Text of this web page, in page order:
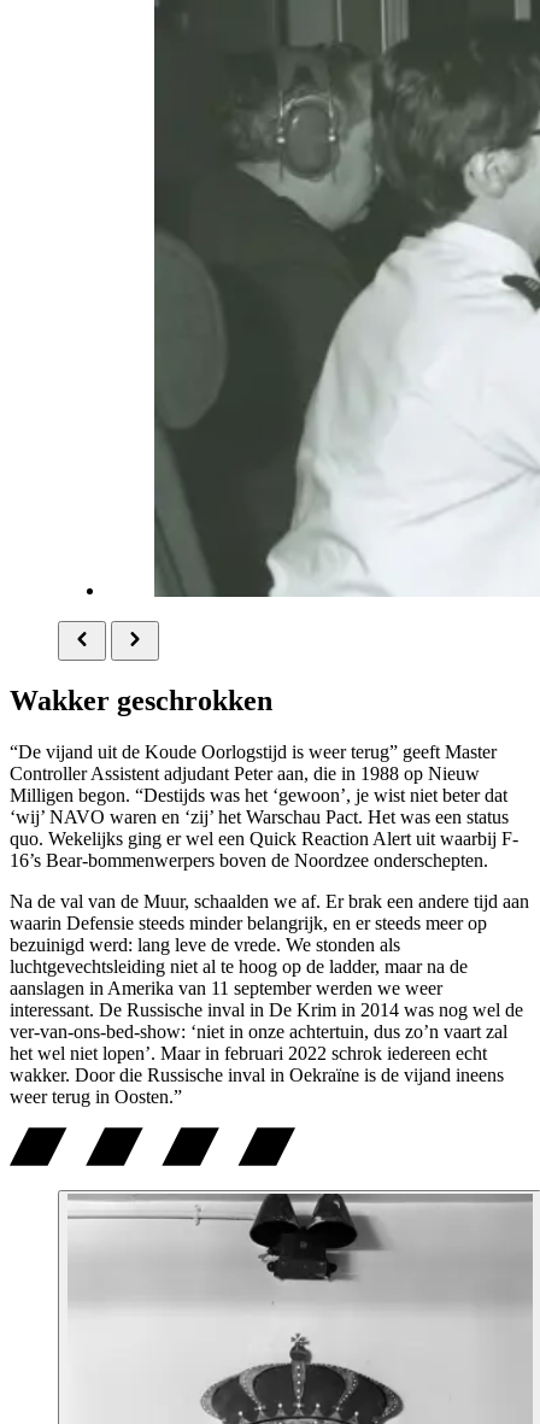
Wakker geschrokken
“De vijand uit de Koude Oorlogstijd is weer terug” geeft Master
Controller Assistent adjudant Peter aan, die in 1988 op Nieuw
Milligen begon. “Destijds was het ‘gewoon’, je wist niet beter dat
‘wij’ NAVO waren en ‘zij’ het Warschau Pact. Het was een status
quo. Wekelijks ging er wel een Quick Reaction Alert uit waarbij F-
16’s Bear-bommenwerpers boven de Noordzee onderschepten.
Na de val van de Muur, schaalden we af. Er brak een andere tijd aan
waarin Defensie steeds minder belangrijk, en er steeds meer op
bezuinigd werd: lang leve de vrede. We stonden als
luchtgevechtsleiding niet al te hoog op de ladder, maar na de
aanslagen in Amerika van 11 september werden we weer
interessant. De Russische inval in De Krim in 2014 was nog wel de
ver-van-ons-bed-show: ‘niet in onze achtertuin, dus zo’n vaart zal
het wel niet lopen’. Maar in februari 2022 schrok iedereen echt
wakker. Door die Russische inval in Oekraïne is de vijand ineens
weer terug in Oosten.”